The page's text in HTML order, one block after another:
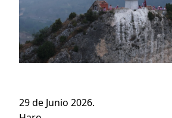
29 de Junio 2026.